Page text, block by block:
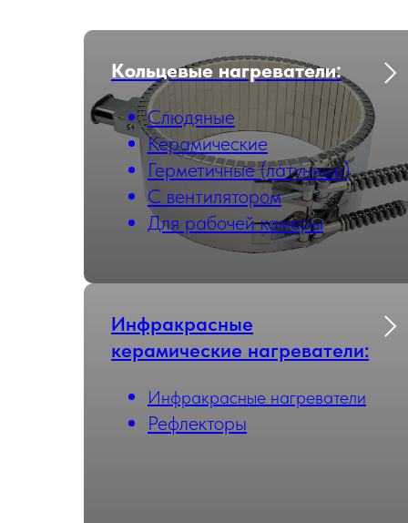
Кольцевые нагреватели:
Слюдяные
Керамические
Герметичные (латунные)
С вентилятором
Для рабочей камеры
Инфракрасные
керамические нагреватели:
Инфракрасные нагреватели
Рефлекторы